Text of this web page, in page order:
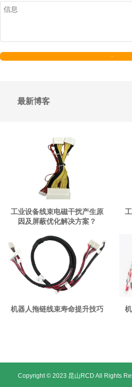
最新博客
工业设备线束电磁干扰产生原
因及屏蔽优化解决方案？
机器人拖链线束寿命提升技巧
Copyright © 2023 昆山RCD All Rights